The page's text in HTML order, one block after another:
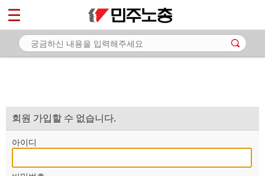
회원 가입할 수 없습니다.
아이디
마이페이지
소개
자료
부설기관